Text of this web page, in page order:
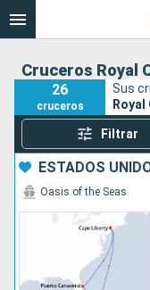
Cruceros Royal
26
cruceros
Sus
Royal
Filtrar
ESTADOS
Oasis of the Seas